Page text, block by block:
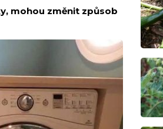
mohou změnit způsob